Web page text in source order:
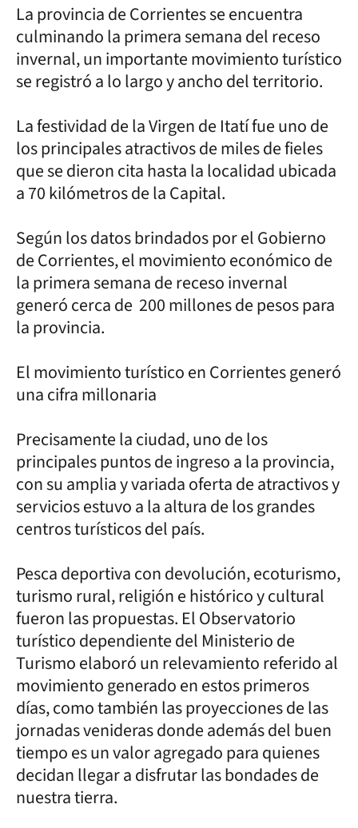
La provincia de Corrientes se encuentra
culminando la primera semana del receso
invernal, un importante movimiento turístico
se registró a lo largo y ancho del territorio.
La festividad de la Virgen de Itatí fue uno de
los principales atractivos de miles de fieles
que se dieron cita hasta la localidad ubicada
a 70 kilómetros de la Capital.
Según los datos brindados por el Gobierno
de Corrientes, el movimiento económico de
la primera semana de receso invernal
generó cerca de 200 millones de pesos para
la provincia.
El movimiento turístico en Corrientes generó
una cifra millonaria
Precisamente la ciudad, uno de los
principales puntos de ingreso a la provincia,
con su amplia y variada oferta de atractivos y
servicios estuvo a la altura de los grandes
centros turísticos del país.
Pesca deportiva con devolución, ecoturismo,
turismo rural, religión e histórico y cultural
fueron las propuestas. El Observatorio
turístico dependiente del Ministerio de
Turismo elaboró un relevamiento referido al
movimiento generado en estos primeros
días, como también las proyecciones de las
jornadas venideras donde además del buen
tiempo es un valor agregado para quienes
decidan llegar a disfrutar las bondades de
nuestra tierra.